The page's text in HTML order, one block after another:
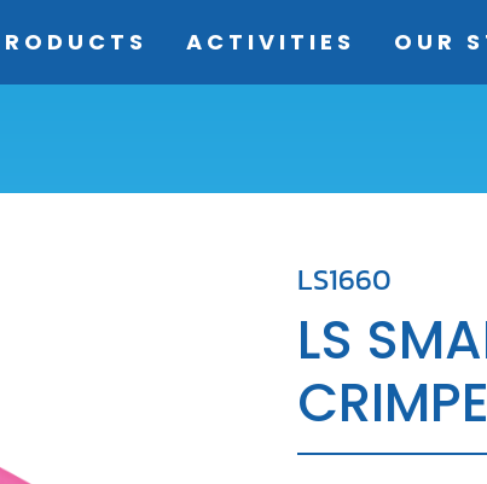
(current)
ACTIVITIES OUR
LS1660
LS